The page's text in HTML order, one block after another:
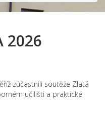
2026
zúčastnili soutěže Zlatá
učilišti a praktické